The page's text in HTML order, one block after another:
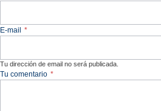
E-mail *
Tu dirección de email no será publicada.
Tu comentario *